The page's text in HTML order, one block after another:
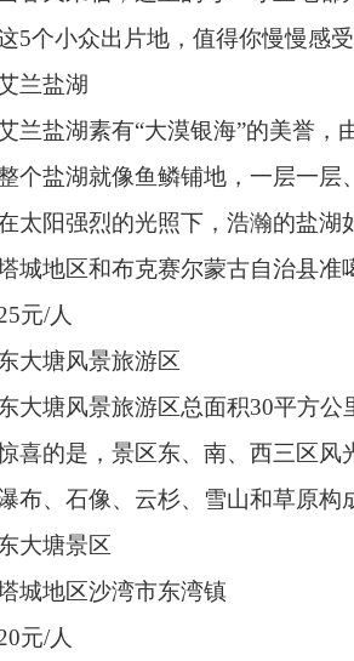
地区和布克赛尔蒙古自治县准噶尔盆地附
/人
塘风景旅游区
塘风景旅游区总面积30平方公里，98%
塘景区
地区沙湾市东湾镇
/人
佛山国家森林公园
以徜徉其间，真切感受“森林浴”。
佛山国家森林公园